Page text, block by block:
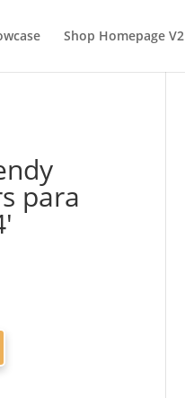
Shop Homepage V2
para